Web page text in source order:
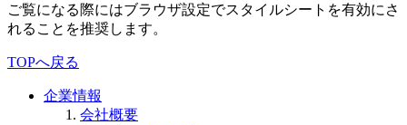
ご覧になる際にはブラウザ設定でスタイルシートを有効にさ
れることを推奨します。
TOPへ戻る
企業情報
会社概要